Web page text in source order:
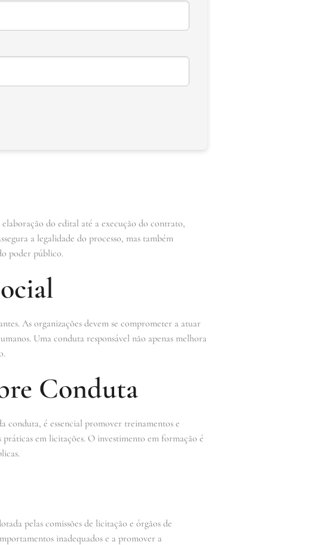
do edital até a execução do contrato,
a legalidade do processo, mas também
poder público.
As organizações devem se comprometer a atuar
Uma conduta responsável não apenas melhora
Conduta
conduta, é essencial promover treinamentos e
em licitações. O investimento em formação é
pelas comissões de licitação e órgãos de
inadequados e a promover a